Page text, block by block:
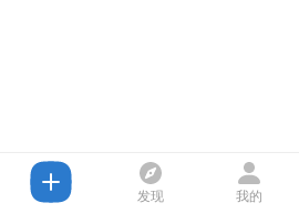
发现 我的